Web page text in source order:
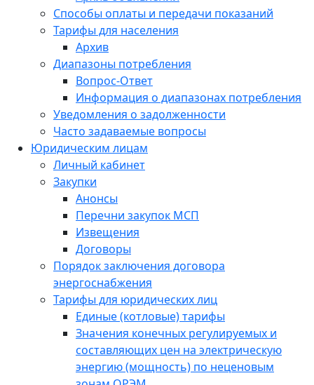
Способы оплаты и передачи показаний
Тарифы для населения
Архив
Диапазоны потребления
Вопрос-Ответ
Информация о диапазонах потребления
Уведомления о задолженности
Часто задаваемые вопросы
Юридическим лицам
Личный кабинет
Закупки
Анонсы
Перечни закупок МСП
Извещения
Договоры
Порядок заключения договора
энергоснабжения
Тарифы для юридических лиц
Единые (котловые) тарифы
Значения конечных регулируемых и
составляющих цен на электрическую
энергию (мощность) по неценовым